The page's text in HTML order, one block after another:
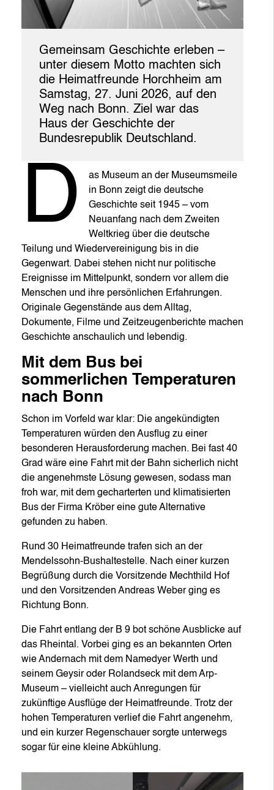
Gemeinsam Geschichte erleben –
unter diesem Motto machten sich
die Heimatfreunde Horchheim am
Samstag, 27. Juni 2026, auf den
Weg nach Bonn. Ziel war das
Haus der Geschichte der
Bundesrepublik Deutschland.
D
as Museum an der Museumsmeile
in Bonn zeigt die deutsche
Geschichte seit 1945 – vom
Neuanfang nach dem Zweiten
Weltkrieg über die deutsche
Teilung und Wiedervereinigung bis in die
Gegenwart. Dabei stehen nicht nur politische
Ereignisse im Mittelpunkt, sondern vor allem die
Menschen und ihre persönlichen Erfahrungen.
Originale Gegenstände aus dem Alltag,
Dokumente, Filme und Zeitzeugenberichte machen
Geschichte anschaulich und lebendig.
Mit dem Bus bei
sommerlichen Temperaturen
nach Bonn
Schon im Vorfeld war klar: Die angekündigten
Temperaturen würden den Ausflug zu einer
besonderen Herausforderung machen. Bei fast 40
Grad wäre eine Fahrt mit der Bahn sicherlich nicht
die angenehmste Lösung gewesen, sodass man
froh war, mit dem gecharterten und klimatisierten
Bus der Firma Kröber eine gute Alternative
gefunden zu haben.
Rund 30 Heimatfreunde trafen sich an der
Mendelssohn-Bushaltestelle. Nach einer kurzen
Begrüßung durch die Vorsitzende Mechthild Hof
und den Vorsitzenden Andreas Weber ging es
Richtung Bonn.
Die Fahrt entlang der B 9 bot schöne Ausblicke auf
das Rheintal. Vorbei ging es an bekannten Orten
wie Andernach mit dem Namedyer Werth und
seinem Geysir oder Rolandseck mit dem Arp-
Museum – vielleicht auch Anregungen für
zukünftige Ausflüge der Heimatfreunde. Trotz der
hohen Temperaturen verlief die Fahrt angenehm,
und ein kurzer Regenschauer sorgte unterwegs
sogar für eine kleine Abkühlung.